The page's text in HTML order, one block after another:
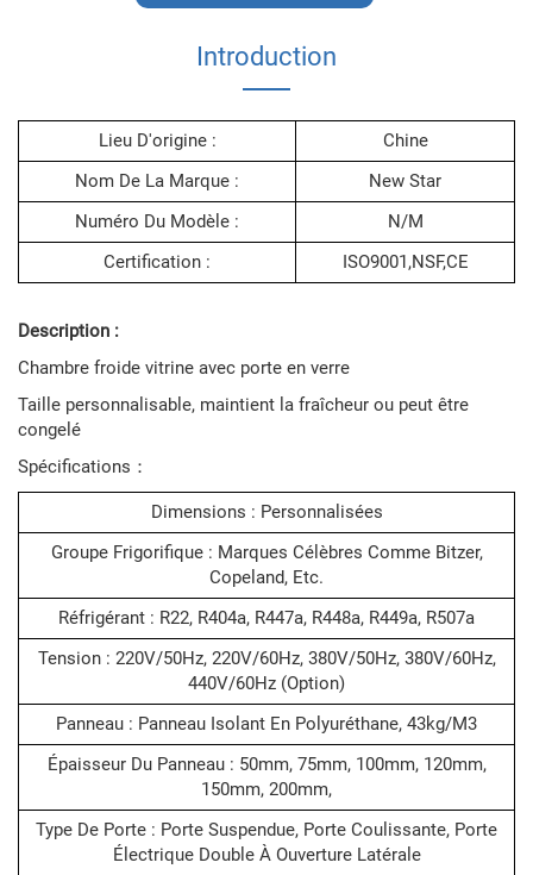
Introduction
Lieu D'origine :
Chine
Nom De La Marque :
New Star
Numéro Du Modèle :
N/M
Certification :
ISO9001,NSF,CE
Description :
Chambre froide vitrine avec porte en verre
Taille personnalisable, maintient la fraîcheur ou peut être
congelé
Spécifications：
Dimensions : Personnalisées
Groupe Frigorifique : Marques Célèbres Comme Bitzer,
Copeland, Etc.
Réfrigérant : R22, R404a, R447a, R448a, R449a, R507a
Tension : 220V/50Hz, 220V/60Hz, 380V/50Hz, 380V/60Hz,
440V/60Hz (option)
Panneau : Panneau Isolant En Polyuréthane, 43kg/m3
Épaisseur Du Panneau : 50mm, 75mm, 100mm, 120mm,
150mm, 200mm,
Type De Porte : Porte Suspendue, Porte Coulissante, Porte
Électrique Double À Ouverture Latérale